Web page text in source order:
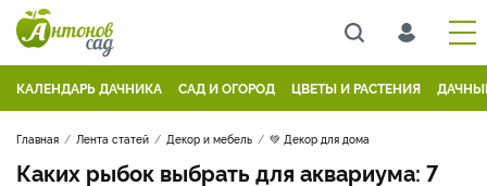
КАЛЕНДАРЬ ДАЧНИКА САД И ОГОРОД ЦВЕТЫ И РАСТЕНИЯ
Главная Лента статей Декор и мебель 💚 Декор для дома
Каких рыбок выбрать для аквариума: 7